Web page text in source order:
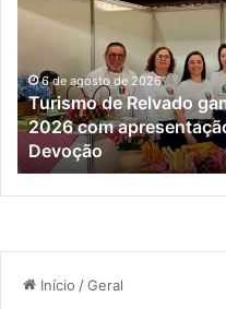
ganha
Turisvales
2026
com
apresentação
do
Caminho
Devoção
6 de agosto de 2026
Turismo de Relvado
2026 com
Devoção